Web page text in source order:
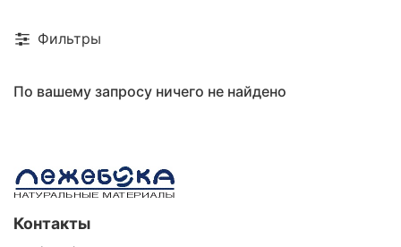
Фильтры
По вашему запросу ничего не найдено
Контакты